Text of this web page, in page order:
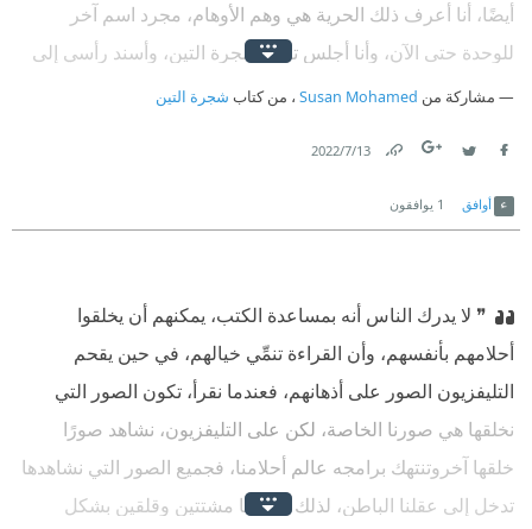
أيضًا، أنا أعرف ذلك الحرية هي وهم الأوهام، مجرد اسم آخر
للوحدة حتى الآن، وأنا أجلس تحت شجرة التين، وأسند رأسي إلى
الوراء على جذع الشجرة، ولا أشعر بأي ضغوط حياتية، أنا لست
مشاركة من Susan Mohamed ، من كتاب شجرة التين
13‏/7‏/2022
أوافق 1 يوافقون
❞ لا يدرك الناس أنه بمساعدة الكتب، يمكنهم أن يخلقوا
أحلامهم بأنفسهم، وأن القراءة تنمِّي خيالهم، في حين يقحم
التليفزيون الصور على أذهانهم، فعندما نقرأ، تكون الصور التي
نخلقها هي صورنا الخاصة، لكن على التليفزيون، نشاهد صورًا
خلقها آخروتنتهك برامجه عالم أحلامنا، فجميع الصور التي نشاهدها
تدخل إلى عقلنا الباطن، لذلك أصبحنا مشتتين وقلقين بشكل